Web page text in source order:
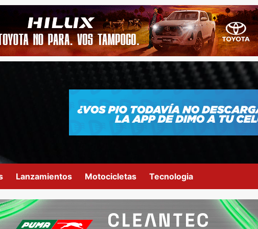
Lanzamientos Motocicletas Tecnologia